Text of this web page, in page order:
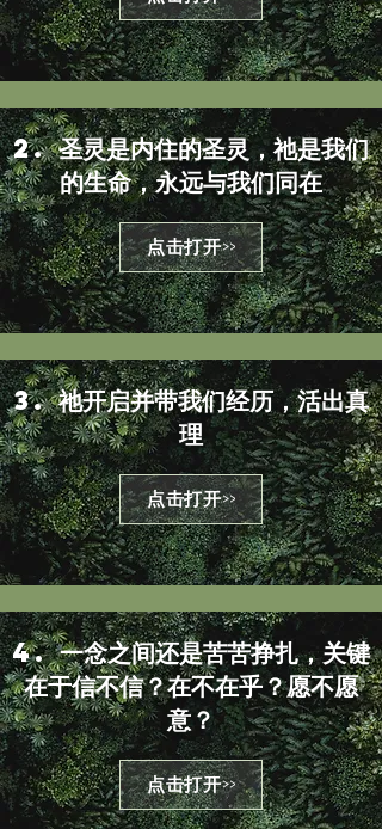
2. 圣灵是内住的圣灵，祂是我们
的生命，永远与我们同在
点击打开>>
3. 祂开启并带我们经历，活出真
理
点击打开>>
4. 一念之间还是苦苦挣扎，关键
在于信不信？在不在乎？愿不愿
意？
点击打开>>